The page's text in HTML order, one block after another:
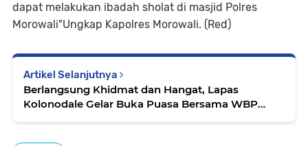
dapat melakukan ibadah sholat di masjid Polres
Morowali"Ungkap Kapolres Morowali. (Red)
Artikel Selanjutnya
Berlangsung Khidmat dan Hangat, Lapas
Kolonodale Gelar Buka Puasa Bersama WBP